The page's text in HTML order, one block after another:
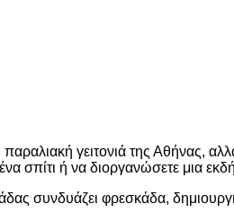
γειτονιά της Αθήνας,
ένα σπίτι ή να διοργανώσετε μια
συνδυάζει φρεσκάδα,